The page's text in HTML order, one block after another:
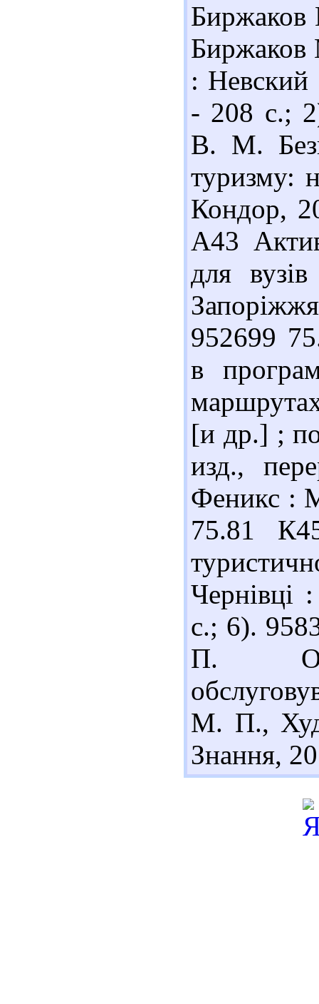
Биржаков
: Невский
- 208 с.;
В. М.
туризму:
Кондор,
А43
для
952699
в
[и др.] ;
изд.,
Феникс :
75.81
Чернівці
с.; 6).
П.
М. П.,
Знання,